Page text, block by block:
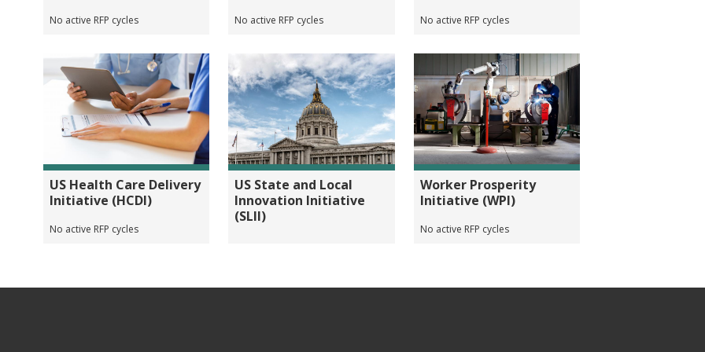
No active RFP cycles No active RFP cycles No active RFP cycles
US Health Care Delivery
Initiative (HCDI)
No active RFP cycles
US State and Local
Innovation Initiative
(SLII)
Worker Prosperity
Initiative (WPI)
No active RFP cycles